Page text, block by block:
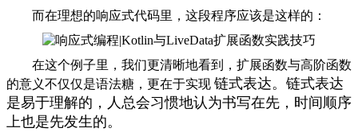
而在理想的响应式代码里，这段程序应该是这样的：
在这个例子里，我们更清晰地看到，扩展函数与高阶函数
的意义不仅仅是语法糖，更在于实现 链式表达。链式表达
是易于理解的，人总会习惯地认为书写在先，时间顺序
上也是先发生的。